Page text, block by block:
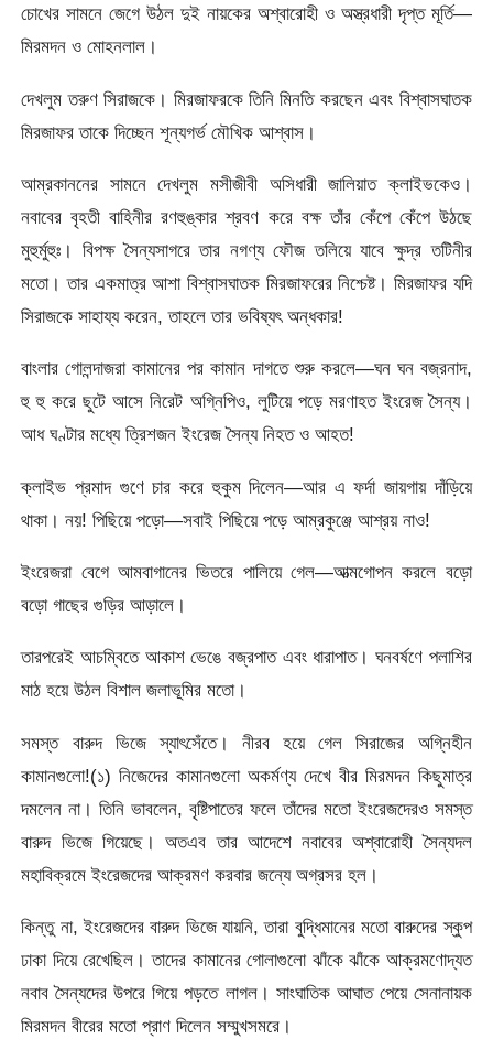
চোখের সামনে জেগে উঠল দুই নায়কের অশ্বারোহী ও অস্ত্রধারী দৃপ্ত মূর্তি—
মিরমদন ও মোহনলাল।
দেখলুম তরুণ সিরাজকে। মিরজাফরকে তিনি মিনতি করছেন এবং বিশ্বাসঘাতক
মিরজাফর তাকে দিচ্ছেন শূন্যগর্ভ মৌখিক আশ্বাস।
আম্রকাননের সামনে দেখলুম মসীজীবী অসিধারী জালিয়াত ক্লাইভকেও।
নবাবের বৃহতী বাহিনীর রণহুঙ্কার শ্রবণ করে বক্ষ তাঁর কেঁপে কেঁপে উঠছে
মুহুর্মুহুঃ। বিপক্ষ সৈন্যসাগরে তার নগণ্য ফৌজ তলিয়ে যাবে ক্ষুদ্র তটিনীর
মতো। তার একমাত্র আশা বিশ্বাসঘাতক মিরজাফরের নিশ্চেষ্ট। মিরজাফর যদি
সিরাজকে সাহায্য করেন, তাহলে তার ভবিষ্যৎ অন্ধকার!
বাংলার গোলন্দাজরা কামানের পর কামান দাগতে শুরু করলে—ঘন ঘন বজ্রনাদ,
হু হু করে ছুটে আসে নিরেট অগ্নিপিও, লুটিয়ে পড়ে মরণাহত ইংরেজ সৈন্য।
আধ ঘণ্টার মধ্যে ত্রিশজন ইংরেজ সৈন্য নিহত ও আহত!
ক্লাইভ প্রমাদ গুণে চার করে হুকুম দিলেন—আর এ ফর্দা জায়গায় দাঁড়িয়ে
থাকা। নয়! পিছিয়ে পড়ো—সবাই পিছিয়ে পড়ে আম্রকুঞ্জে আশ্রয় নাও!
ইংরেজরা বেগে আমবাগানের ভিতরে পালিয়ে গেল—আত্মগোপন করলে বড়ো
বড়ো গাছের গুড়ির আড়ালে।
তারপরেই আচম্বিতে আকাশ ভেঙে বজ্রপাত এবং ধারাপাত। ঘনবর্ষণে পলাশির
মাঠ হয়ে উঠল বিশাল জলাভূমির মতো।
সমস্ত বারুদ ভিজে স্যাৎসেঁতে। নীরব হয়ে গেল সিরাজের অগ্নিহীন
কামানগুলো!(১) নিজেদের কামানগুলো অকর্মণ্য দেখে বীর মিরমদন কিছুমাত্র
দমলেন না। তিনি ভাবলেন, বৃষ্টিপাতের ফলে তাঁদের মতো ইংরেজদেরও সমস্ত
বারুদ ভিজে গিয়েছে। অতএব তার আদেশে নবাবের অশ্বারোহী সৈন্যদল
মহাবিক্রমে ইংরেজদের আক্রমণ করবার জন্যে অগ্রসর হল।
কিন্তু না, ইংরেজদের বারুদ ভিজে যায়নি, তারা বুদ্ধিমানের মতো বারুদের স্কুপ
ঢাকা দিয়ে রেখেছিল। তাদের কামানের গোলাগুলো ঝাঁকে ঝাঁকে আক্রমণােদ্যত
নবাব সৈন্যদের উপরে গিয়ে পড়তে লাগল। সাংঘাতিক আঘাত পেয়ে সেনানায়ক
মিরমদন বীরের মতো প্রাণ দিলেন সম্মুখসমরে।